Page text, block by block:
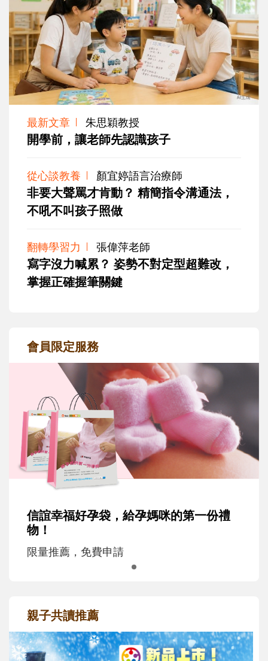
最新文章 朱思穎教授
開學前，讓老師先認識孩子
從心談教養 顏宜婷語言治療師
非要大聲罵才肯動？ 精簡指令溝通法，
不吼不叫孩子照做
翻轉學習力 張偉萍老師
寫字沒力喊累？ 姿勢不對定型超難改，
掌握正確握筆關鍵
會員限定服務
信誼幸福好孕袋，給孕媽咪的第一份禮
物！
限量推薦，免費申請
親子共讀推薦